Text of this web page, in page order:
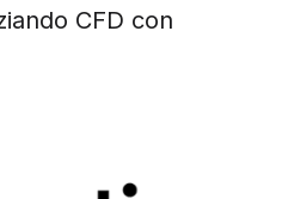
CFD con